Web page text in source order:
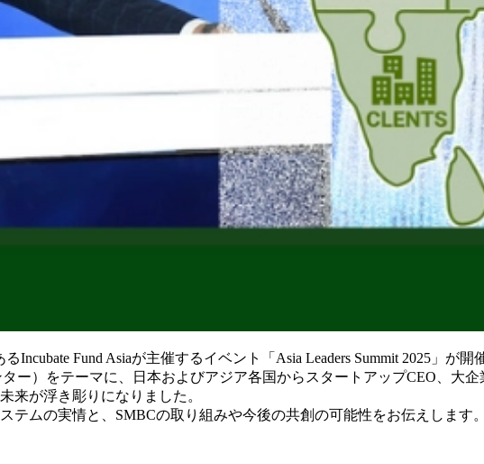
Fund Asiaが主催するイベント「Asia Leaders Summit 2025」が開
ー）をテーマに、日本およびアジア各国からスタートアップCEO、大
来が浮き彫りになりました。
ムの実情と、SMBCの取り組みや今後の共創の可能性をお伝えします。